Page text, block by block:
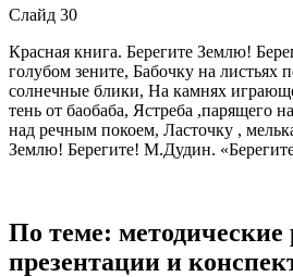
Слайд 30
Красная книга. Берегите Землю!
голубом зените, Бабочку на листьях
солнечные блики, На камнях
тень от баобаба, Ястреба ,парящего
над речным покоем, Ласточку ,
Землю! Берегите! М.Дудин.
По теме: методические
презентации и